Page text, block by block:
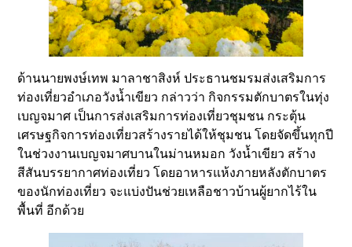
ด้านนายพงษ์เทพ มาลาชาสิงห์ ประธานชมรมส่งเสริมการ
ท่องเที่ยวอำเภอวังน้ำเขียว กล่าวว่า กิจกรรมตักบาตรในทุ่ง
เบญจมาศ เป็นการส่งเสริมการท่องเที่ยวชุมชน กระตุ้น
เศรษฐกิจการท่องเที่ยวสร้างรายได้ให้ชุมชน โดยจัดขึ้นทุกปี
ในช่วงงานเบญจมาศบานในม่านหมอก วังน้ำเขียว สร้าง
สีสันบรรยากาศท่องเที่ยว โดยอาหารแห้งภายหลังตักบาตร
ของนักท่องเที่ยว จะแบ่งปันช่วยเหลือชาวบ้านผู้ยากไร้ใน
พื้นที่ อีกด้วย